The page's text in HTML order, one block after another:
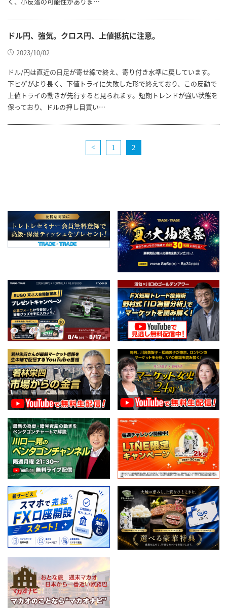
ドル円、強気。クロス円、上値抵抗に注意。
2023/10/02
ドル/円は直近の日足が寄せ線で終え、寄り付き水準に戻しています。
下ヒゲがより長く、下値トライに失敗した形で終えており、この反動で
上値トライの動きが先行すると見られます。短期トレンドが強い状態を
保っており、ドルの押し目買い…
< 1 2